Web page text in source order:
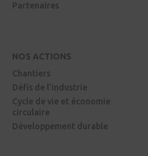
Partenaires
NOS ACTIONS
Chantiers
Défis de l'industrie
Cycle de vie et économie
circulaire
Développement durable